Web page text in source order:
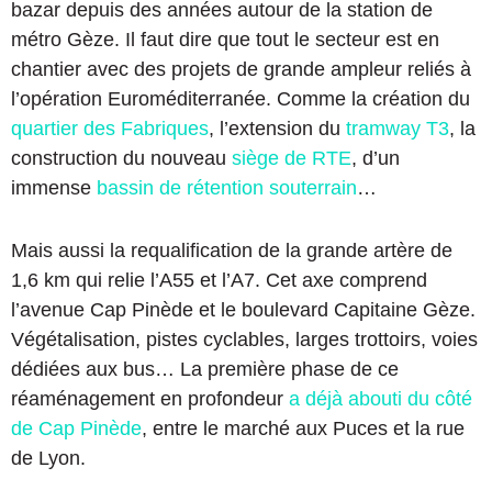
bazar depuis des années autour de la station de
métro Gèze. Il faut dire que tout le secteur est en
chantier avec des projets de grande ampleur reliés à
l’opération Euroméditerranée. Comme la création du
quartier des Fabriques, l’extension du tramway T3, la
construction du nouveau siège de RTE, d’un
immense bassin de rétention souterrain…
Mais aussi la requalification de la grande artère de
1,6 km qui relie l’A55 et l’A7. Cet axe comprend
l’avenue Cap Pinède et le boulevard Capitaine Gèze.
Végétalisation, pistes cyclables, larges trottoirs, voies
dédiées aux bus… La première phase de ce
réaménagement en profondeur a déjà abouti du côté
de Cap Pinède, entre le marché aux Puces et la rue
de Lyon.